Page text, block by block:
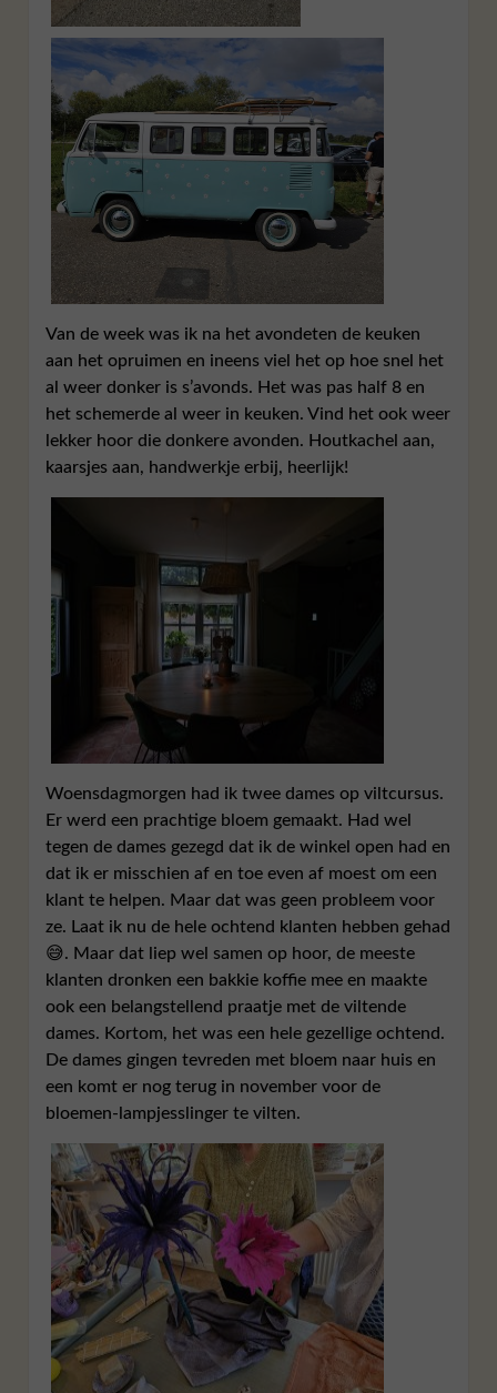
Van de week was ik na het avondeten de keuken
aan het opruimen en ineens viel het op hoe snel het
al weer donker is s’avonds. Het was pas half 8 en
het schemerde al weer in keuken. Vind het ook weer
lekker hoor die donkere avonden. Houtkachel aan,
kaarsjes aan, handwerkje erbij, heerlijk!
Woensdagmorgen had ik twee dames op viltcursus.
Er werd een prachtige bloem gemaakt. Had wel
tegen de dames gezegd dat ik de winkel open had en
dat ik er misschien af en toe even af moest om een
klant te helpen. Maar dat was geen probleem voor
ze. Laat ik nu de hele ochtend klanten hebben gehad
😅. Maar dat liep wel samen op hoor, de meeste
klanten dronken een bakkie koffie mee en maakte
ook een belangstellend praatje met de viltende
dames. Kortom, het was een hele gezellige ochtend.
De dames gingen tevreden met bloem naar huis en
een komt er nog terug in november voor de
bloemen-lampjesslinger te vilten.